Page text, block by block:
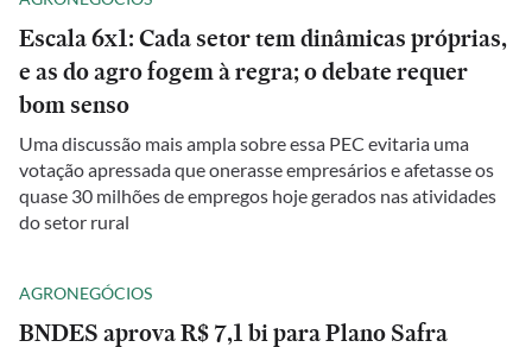
Escala 6x1: Cada setor tem dinâmicas próprias,
e as do agro fogem à regra; o debate requer
bom senso
Uma discussão mais ampla sobre essa PEC evitaria uma
votação apressada que onerasse empresários e afetasse os
quase 30 milhões de empregos hoje gerados nas atividades
do setor rural
AGRONEGÓCIOS
BNDES aprova R$ 7,1 bi para Plano Safra